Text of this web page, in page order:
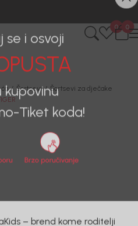
0 0
Šortsevi
Šortsevi za dječake
se i osvoji
kupovinu